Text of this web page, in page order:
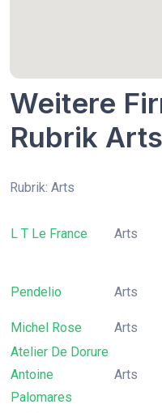
Weitere
Rubrik Arts
Rubrik: Arts
L T Le France Arts
Pendelio Arts
Michel Rose
Arts
Atelier De Dorure
Antoine
Palomares
Arts